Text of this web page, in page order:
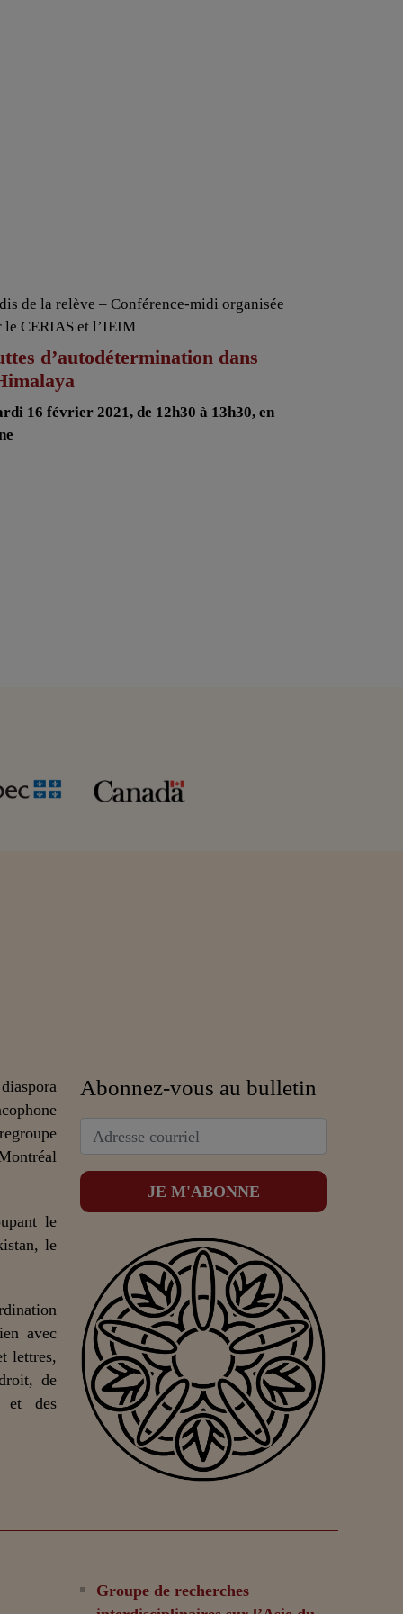
de la relève – Conférence-midi organisée
le CERIAS et l’IEIM
d’autodétermination dans
16 février 2021, de 12h30 à 13h30, en
le
le
avec
lettres,
de
et des
Abonnez-vous au bulletin
Groupe de recherches